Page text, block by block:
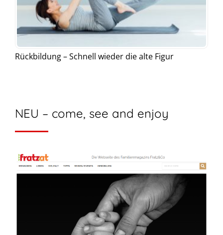
Rückbildung – Schnell wieder die alte Figur
NEU – come, see and enjoy